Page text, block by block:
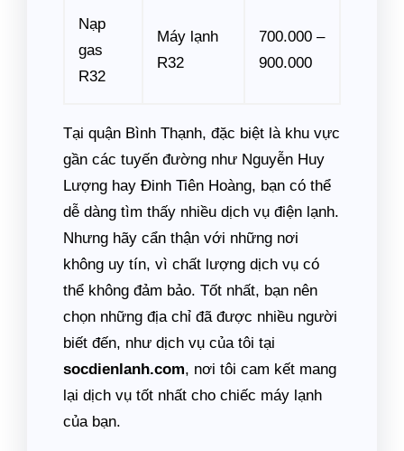
Nạp
gas
R32
Máy lạnh
R32
700.000 –
900.000
Tại quận Bình Thạnh, đặc biệt là khu vực
gần các tuyến đường như Nguyễn Huy
Lượng hay Đinh Tiên Hoàng, bạn có thể
dễ dàng tìm thấy nhiều dịch vụ điện lạnh.
Nhưng hãy cẩn thận với những nơi
không uy tín, vì chất lượng dịch vụ có
thể không đảm bảo. Tốt nhất, bạn nên
chọn những địa chỉ đã được nhiều người
biết đến, như dịch vụ của tôi tại
socdienlanh.com, nơi tôi cam kết mang
lại dịch vụ tốt nhất cho chiếc máy lạnh
của bạn.